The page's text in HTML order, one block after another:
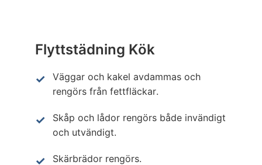
Flyttstädning Kök
Väggar och kakel avdammas och
rengörs från fettfläckar.
Skåp och lådor rengörs både invändigt
och utvändigt.
Skärbrädor rengörs.